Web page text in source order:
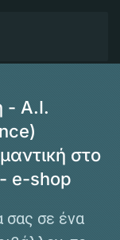
- A.I.
στο
e-shop
σας σε ένα